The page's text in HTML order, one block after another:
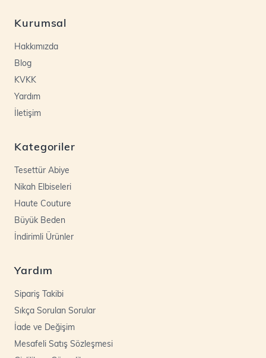
Kurumsal
Hakkımızda
Blog
KVKK
Yardım
İletişim
Kategoriler
Tesettür Abiye
Nikah Elbiseleri
Haute Couture
Büyük Beden
İndirimli Ürünler
Yardım
Sipariş Takibi
Sıkça Sorulan Sorular
İade ve Değişim
Mesafeli Satış Sözleşmesi